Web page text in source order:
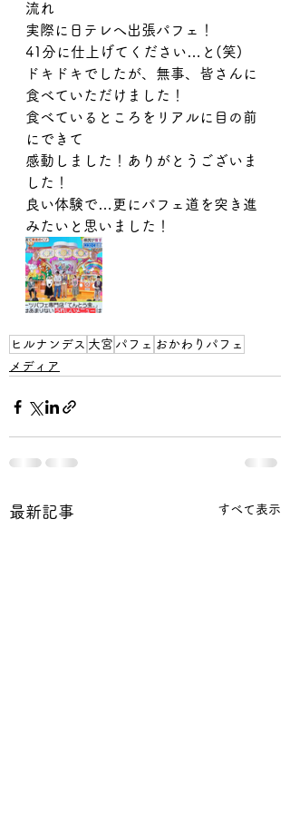
流れ
実際に日テレへ出張パフェ！
41分に仕上げてください…と(笑)
ドキドキでしたが、無事、皆さんに
食べていただけました！
食べているところをリアルに目の前
にできて
感動しました！ありがとうございま
した！
良い体験で…更にパフェ道を突き進
みたいと思いました！
ヒルナンデス 大宮 パフェ おかわりパフェ
メディア
最新記事 すべて表示